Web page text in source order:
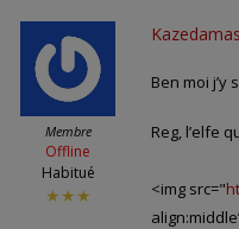
Membre
Offline
Habitué
★★★
Ben moi
Reg, l’elfe
<img src="